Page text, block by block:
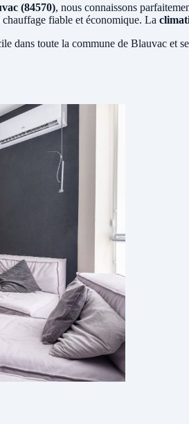
(84570), nous connaissons
fiable et économique. La
dans toute la commune de Blauvac et